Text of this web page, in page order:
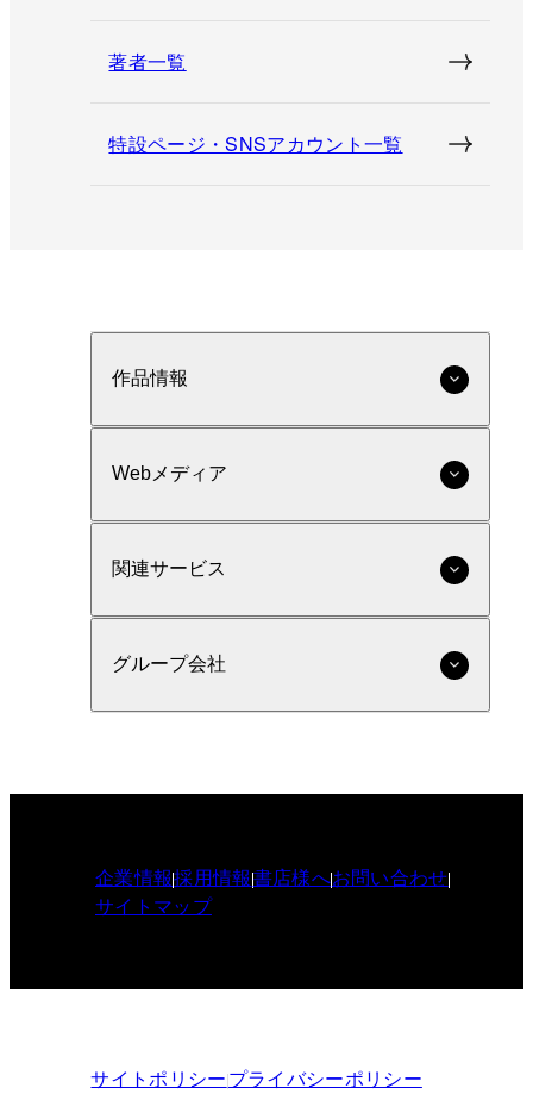
著者一覧
特設ページ・SNSアカウント一覧
作品情報
Webメディア
関連サービス
グループ会社
企業情報採用情報書店様へお問い合わせ
サイトマップ
サイトポリシープライバシーポリシー